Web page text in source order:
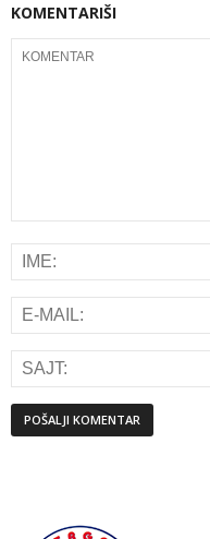
KOMENTARIŠI